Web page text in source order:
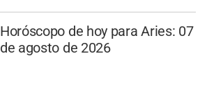
Horóscopo de hoy para Aries: 07
de agosto de 2026